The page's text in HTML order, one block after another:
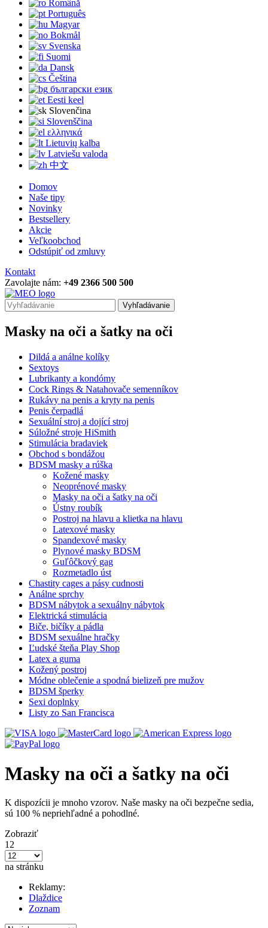
Română
Português
Magyar
Bokmål
Svenska
Suomi
Dansk
Čeština
български език
Eesti keel
Slovenčina
Slovenščina
ελληνικά
Lietuvių kalba
Latviešu valoda
中文
Domov
Naše tipy
Novinky
Bestsellery
Akcie
Veľkoobchod
Odstúpiť od zmluvy
Kontakt
Zavolajte nám: +49 2366 500 500
Vyhľadávanie
Masky na oči a šatky na oči
Dildá a análne kolíky
Sextoys
Lubrikanty a kondómy
Cock Rings & Natahovače semenníkov
Rukávy na penis a kryty na penis
Penis čerpadlá
Sexuální stroj a dojící stroj
Súložné stroje HiSmith
Stimulácia bradaviek
Obchod s bondážou
BDSM masky a rúška
Kožené masky
Neoprénové masky
Masky na oči a šatky na oči
Ústny roubík
Postroj na hlavu a klietka na hlavu
Latexové masky
Spandexové masky
Plynové masky BDSM
Guľôčkový gag
Rozmetadlo úst
Chastity cages a pásy cudnosti
Análne sprchy
BDSM nábytok a sexuálny nábytok
Elektrická stimulácia
Biče, bičíky a pádla
BDSM sexuálne hračky
Ľudské šteňa Play Shop
Latex a guma
Kožený postroj
Módne oblečenie a spodná bielizeň pre mužov
BDSM šperky
Sexi doplnky
Listy zo San Francisca
Masky na oči a šatky na oči
K dispozícii je mnoho vzorov. Naše masky na oči bezpečne sedia,
sú 100 % nepriehľadné a pohodlné.
Zobraziť
12
na stránku
Reklamy:
Dlaždice
Zoznam